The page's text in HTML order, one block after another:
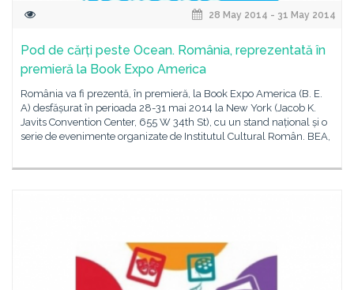
28 May 2014 - 31 May 2014
Pod de cărți peste Ocean. România, reprezentată în
premieră la Book Expo America
România va fi prezentă, în premieră, la Book Expo America (B. E.
A) desfășurat în perioada 28-31 mai 2014 la New York (Jacob K.
Javits Convention Center, 655 W 34th St), cu un stand național și o
serie de evenimente organizate de Institutul Cultural Român. BEA,